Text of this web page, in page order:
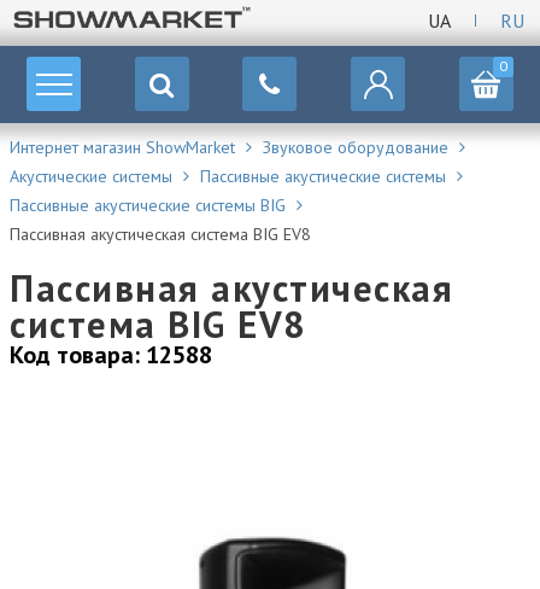
UA RU
0
Интернет магазин ShowMarket
Звуковое оборудование
Акустические системы
Пасcивные акустические системы
Пасcивные акустические системы BIG
Пасcивная акустическая система BIG EV8
Пасcивная акустическая
система BIG EV8
Код товара: 12588